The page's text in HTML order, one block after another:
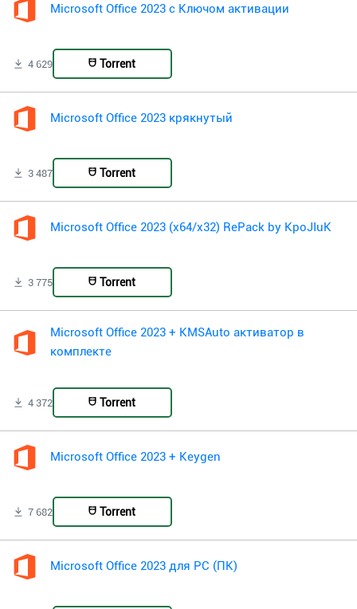
Microsoft Office 2023 с Ключом активации
4 629 Torrent
Microsoft Office 2023 крякнутый
3 487 Torrent
Microsoft Office 2023 (x64/x32) RePack by KpoJIuK
3 775 Torrent
Microsoft Office 2023 + KMSAuto активатор в
комплекте
4 372 Torrent
Microsoft Office 2023 + Keygen
7 682 Torrent
Microsoft Office 2023 для PC (ПК)